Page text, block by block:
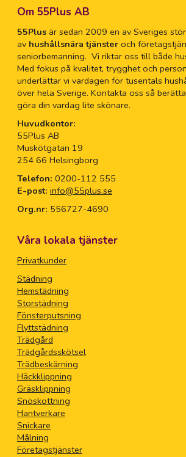
Om 55Plus AB
55Plusär sedan 2009 en av Sveriges
av hushållsnära tjänsteroch
seniorbemanning. Vi riktar oss till både
Med fokus på kvalitet, trygghet och
underlättar vi vardagen för tusentals
över hela Sverige. Kontakta oss så
göra din vardag lite skönare.
Huvudkontor:
55Plus AB
Muskötgatan 19
254 66 Helsingborg
Telefon: 0200-112 555
E-post: info@55plus.se
Org.nr: 556727-4690
Våra lokala tjänster
Privatkunder
Städning
Hemstädning
Storstädning
Fönsterputsning
Flyttstädning
Trädgård
Trädgårdsskötsel
Trädbeskärning
Häckklippning
Gräsklippning
Snöskottning
Hantverkare
Snickare
Målning
Företagstjänster